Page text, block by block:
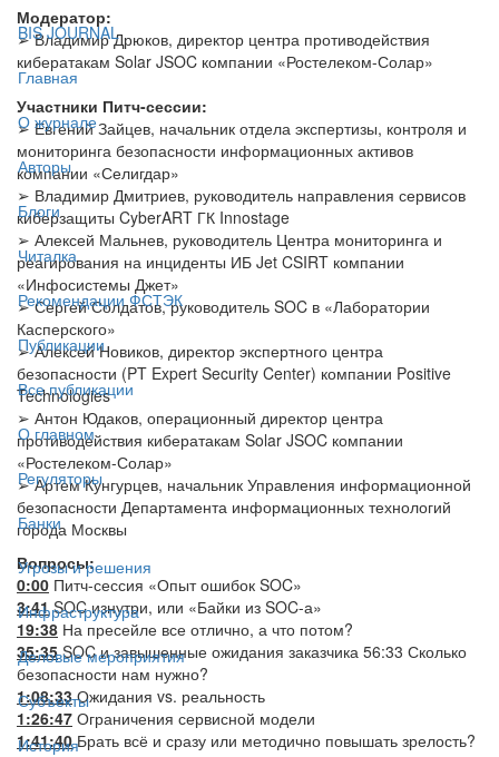
BIS JOURNAL
Главная
О журнале
Авторы
Блоги
Читалка
Рекомендации ФСТЭК
Публикации
Все публикации
О главном
Регуляторы
Банки
Угрозы и решения
Инфраструктура
Деловые мероприятия
Субъекты
История
Модератор:
➢ Владимир Дрюков, директор центра противодействия
кибератакам Solar JSOC компании «Ростелеком-Солар»
Участники Питч-сессии:
➢ Евгений Зайцев, начальник отдела экспертизы, контроля и
мониторинга безопасности информационных активов
компании «Селигдар»
➢ Владимир Дмитриев, руководитель направления сервисов
киберзащиты CyberART ГК Innostage
➢ Алексей Мальнев, руководитель Центра мониторинга и
реагирования на инциденты ИБ Jet CSIRT компании
«Инфосистемы Джет»
➢ Сергей Солдатов, руководитель SOC в «Лаборатории
Касперского»
➢ Алексей Новиков, директор экспертного центра
безопасности (PT Expert Security Center) компании Positive
Technologies
➢ Антон Юдаков, операционный директор центра
противодействия кибератакам Solar JSOC компании
«Ростелеком-Солар»
➢ Артем Кунгурцев, начальник Управления информационной
безопасности Департамента информационных технологий
города Москвы
Вопросы:
0:00 Питч-сессия «Опыт ошибок SOC»
3:41SOC изнутри, или «Байки из SOC-а»
19:38 На пресейле все отлично, а что потом?
35:35SOC и завышенные ожидания заказчика 56:33 Сколько
безопасности нам нужно?
1:08:33Ожидания vs. реальность
1:26:47 Ограничения сервисной модели
1:41:40Брать всё и сразу или методично повышать зрелость?